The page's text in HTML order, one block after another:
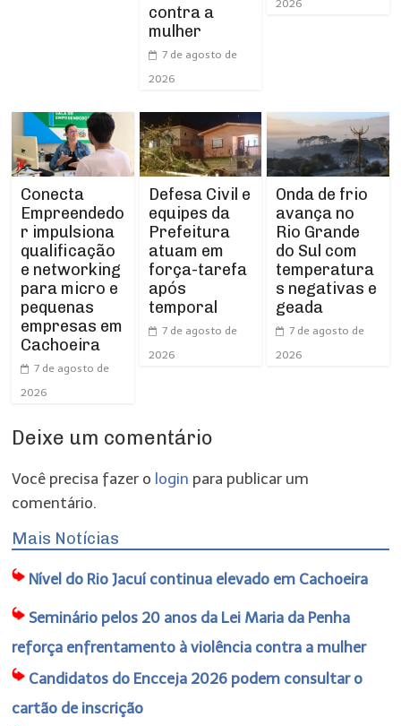
contra a
mulher
7 de agosto de
2026
2026
Conecta
Empreendedo
r impulsiona
qualificação
e networking
para micro e
pequenas
empresas em
Cachoeira
7 de agosto de
2026
Defesa Civil e
equipes da
Prefeitura
atuam em
força-tarefa
após
temporal
7 de agosto de
2026
Onda de frio
avança no
Rio Grande
do Sul com
temperatura
s negativas e
geada
7 de agosto de
2026
Deixe um comentário
Você precisa fazer o login para publicar um
comentário.
Mais Notícias
Nível do Rio Jacuí continua elevado em Cachoeira
Seminário pelos 20 anos da Lei Maria da Penha
reforça enfrentamento à violência contra a mulher
Candidatos do Encceja 2026 podem consultar o
cartão de inscrição